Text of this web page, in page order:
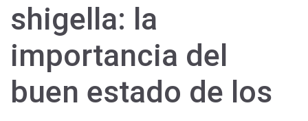
shigella: la
importancia del
buen estado de los